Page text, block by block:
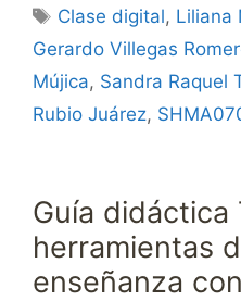
Etiquetas
Clase digital, Liliana
Gerardo Villegas
Mújica, Sandra Raquel
Rubio Juárez,
Guía didáctica
herramientas
enseñanza